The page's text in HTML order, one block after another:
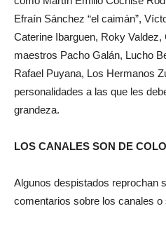
Efraín Sánchez “el caimán”,
Caterine Ibarguen, Roky
maestros Pacho Galán, Lucho
Rafael Puyana, Los Hermanos
personalidades a las que les
grandeza.
LOS CANALES SON DE
Algunos despistados reprochan
comentarios sobre los canales